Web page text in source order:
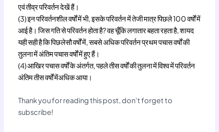
एवं तीव्र परिवर्तन देखें हैं।
(3) इन परिवर्तनशील वर्षों में भी, इसके परिवर्तन में तेजी मात्र पिछले 100 वर्षों में
आई है। जिस गति से परिवर्तन होता है? वह चूँकि लगातार बहता रहता है, शायद
यही सही है कि पिछलेसौ वर्षों में, सबसे अधिक परिवर्तन प्रथम पचास वर्षों की
तुलना में अंतिम पचास वर्षों में हुए हैं।
(4) आखिर पचास वर्षों के अंतर्गत, पहले तीस वर्षों की तुलना में विश्व में परिवर्तन
अंतिम तीस वर्षों मेंअधिक आया।
Thank you for reading this post, don't forget to
subscribe!